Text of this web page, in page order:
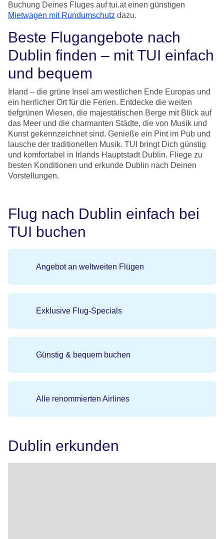
Buchung Deines Fluges auf tui.at einen günstigen
Mietwagen mit Rundumschutz dazu.
Beste Flugangebote nach
Dublin finden – mit TUI einfach
und bequem
Irland – die grüne Insel am westlichen Ende Europas und
ein herrlicher Ort für die Ferien. Entdecke die weiten
tiefgrünen Wiesen, die majestätischen Berge mit Blick auf
das Meer und die charmanten Städte, die von Musik und
Kunst gekennzeichnet sind. Genieße ein Pint im Pub und
lausche der traditionellen Musik. TUI bringt Dich günstig
und komfortabel in Irlands Hauptstadt Dublin. Fliege zu
besten Konditionen und erkunde Dublin nach Deinen
Vorstellungen.
Flug nach Dublin einfach bei
TUI buchen
Angebot an weltweiten Flügen
Exklusive Flug-Specials
Günstig & bequem buchen
Alle renommierten Airlines
Dublin erkunden